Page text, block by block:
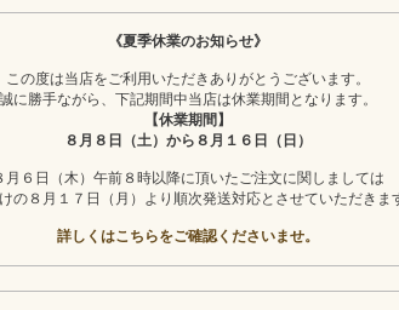
《夏季休業のお知らせ》
この度は当店をご利用いただきありがとうございます。
誠に勝手ながら、下記期間中当店は休業期間となります。
【休業期間】
８月８日（土）から８月１６日（日）
月６日（木）午前８時以降に頂いたご注文に関しましては
の８月１７日（月）より順次発送対応とさせていただきま
詳しくはこちらをご確認くださいませ。